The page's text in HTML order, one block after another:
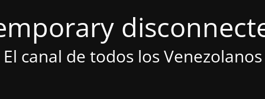
El canal de todos los Venezolanos